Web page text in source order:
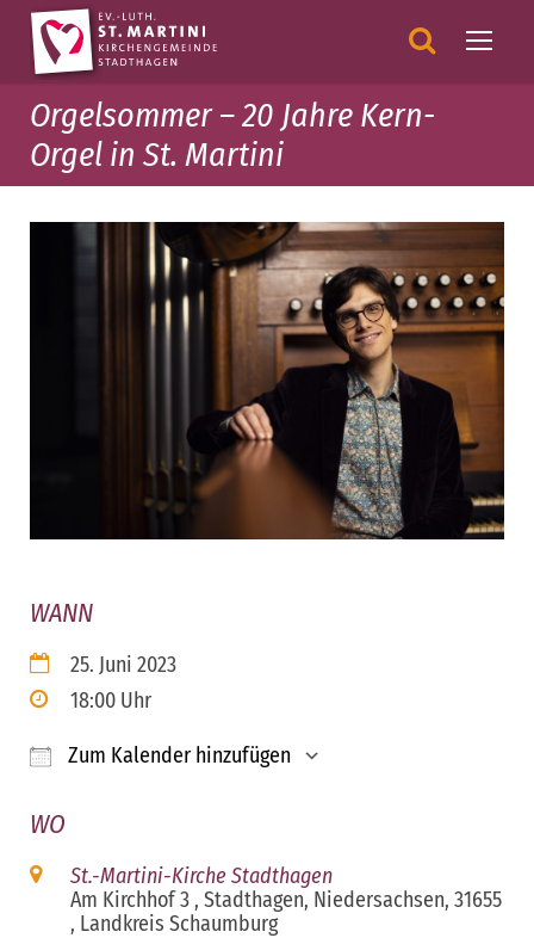
Orgelsommer – 20 Jahre Kern-
Orgel in St. Martini
WANN
25. Juni 2023
18:00 Uhr
Zum Kalender hinzufügen
WO
St.-Martini-Kirche Stadthagen
Am Kirchhof 3 , Stadthagen, Niedersachsen, 31655
, Landkreis Schaumburg